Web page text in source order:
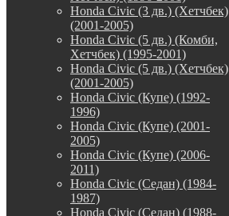
Honda Civic (3 дв.) (Хетчбек)
(2001-2005)
Honda Civic (5 дв.) (Комби,
Хетчбек) (1995-2001)
Honda Civic (5 дв.) (Хетчбек)
(2001-2005)
Honda Civic (Купе) (1992-
1996)
Honda Civic (Купе) (2001-
2005)
Honda Civic (Купе) (2006-
2011)
Honda Civic (Седан) (1984-
1987)
Honda Civic (Седан) (1988-